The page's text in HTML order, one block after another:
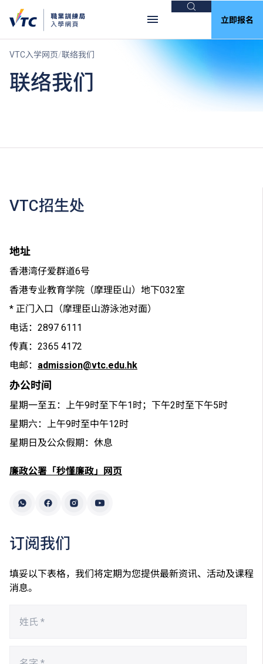
搜索
立即报名
VTC入学网页 联络我们
联络我们
VTC招生处
地址
香港湾仔爱群道6号
香港专业教育学院（摩理臣山）地下032室
* 正门入口（摩理臣山游泳池对面）
电话：2897 6111
传真：2365 4172
电邮： admission@vtc.edu.hk
办公时间
星期一至五：上午9时至下午1时；下午2时至下午5时
星期六：上午9时至中午12时
星期日及公众假期：休息
廉政公署「秒懂廉政」网页
订阅我们
填妥以下表格，我们将定期为您提供最新资讯、活动及课程
消息。